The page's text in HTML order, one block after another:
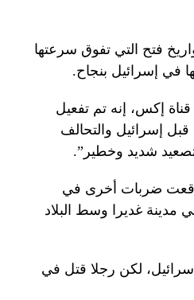
فتح التي تفوق سرعتها
إكس، إنه تم تفعيل
إسرائيل والتحالف
تصعيد شديد وخطير”.
ضربات أخرى في
غديرا وسط البلاد
لكن رجلا قتل في